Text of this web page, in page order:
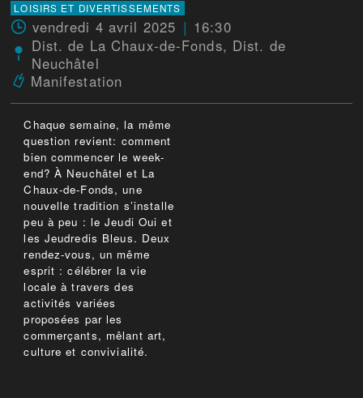
LOISIRS ET DIVERTISSEMENTS
vendredi 4 avril 2025
16:30
Dist. de La Chaux-de-Fonds, Dist. de
Neuchâtel
Manifestation
Chaque semaine, la même
question revient: comment
bien commencer le week-
end? À Neuchâtel et La
Chaux-de-Fonds, une
nouvelle tradition s’installe
peu à peu : le Jeudi Oui et
les Jeudredis Bleus. Deux
rendez-vous, un même
esprit : célébrer la vie
locale à travers des
activités variées
proposées par les
commerçants, mêlant art,
culture et convivialité.